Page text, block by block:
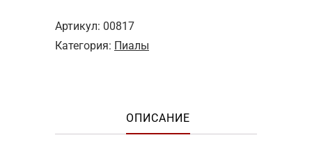
Артикул: 00817
Категория: Пиалы
ОПИСАНИЕ